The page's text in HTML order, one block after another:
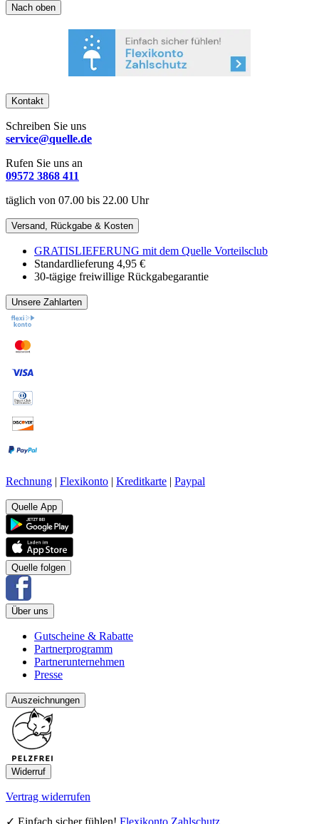
Nach oben
Kontakt
Schreiben Sie uns
service@quelle.de
Rufen Sie uns an
09572 3868 411
täglich von 07.00 bis 22.00 Uhr
Versand, Rückgabe & Kosten
GRATISLIEFERUNG mit dem Quelle Vorteilsclub
Standardlieferung 4,95 €
30-tägige freiwillige Rückgabegarantie
Unsere Zahlarten
Rechnung | Flexikonto | Kreditkarte | Paypal
Quelle App
Quelle folgen
Über uns
Gutscheine & Rabatte
Partnerprogramm
Partnerunternehmen
Presse
Auszeichnungen
Widerruf
Vertrag widerrufen
✓ Einfach sicher fühlen! Flexikonto Zahlschutz